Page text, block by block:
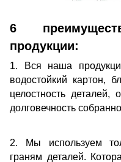
6
продукции:
1. Вся наша
водостойкий картон,
целостность деталей,
долговечность
2. Мы используем
граням деталей.